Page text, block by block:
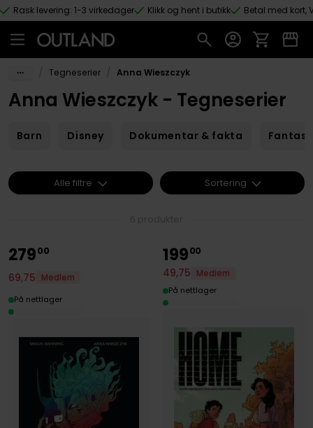
Hopp til hovedinnhold
Rask levering: 1-3 virkedager Klikk og hent i butikk Betal med kort,
Tegneserier Anna Wieszczyk
Anna Wieszczyk - Tegneserier
Barn Disney Dokumentar & fakta Fantasy
27900
69,75
Medlem
På nettlager
19900
49,75
Medlem
På nettlager
Alle filtre Sortering